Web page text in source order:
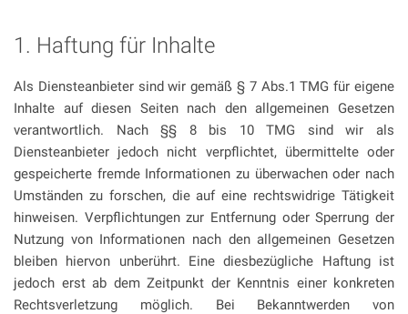
1. Haftung für Inhalte
Als Diensteanbieter sind wir gemäß § 7 Abs.1 TMG für eigene
Inhalte auf diesen Seiten nach den allgemeinen Gesetzen
verantwortlich. Nach §§ 8 bis 10 TMG sind wir als
Diensteanbieter jedoch nicht verpflichtet, übermittelte oder
gespeicherte fremde Informationen zu überwachen oder nach
Umständen zu forschen, die auf eine rechtswidrige Tätigkeit
hinweisen. Verpflichtungen zur Entfernung oder Sperrung der
Nutzung von Informationen nach den allgemeinen Gesetzen
bleiben hiervon unberührt. Eine diesbezügliche Haftung ist
jedoch erst ab dem Zeitpunkt der Kenntnis einer konkreten
Rechtsverletzung möglich. Bei Bekanntwerden von